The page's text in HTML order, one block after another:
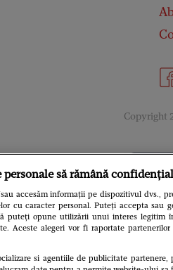
Copyright
personale să rămână
accesăm informații pe dispozitivul dvs.,
cu caracter personal. Puteți accepta sau
puteți opune utilizării unui interes legitim
Aceste alegeri vor fi raportate
si agentiile de publicitate partenere,